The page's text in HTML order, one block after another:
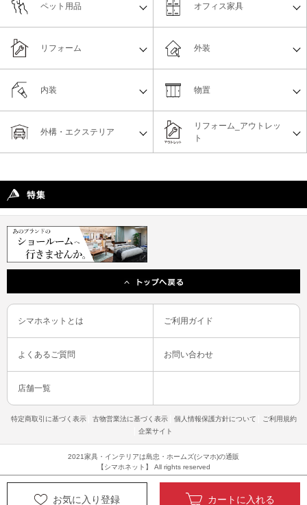
お気に入り登録 カートに入れる
ペット用品 オフィス家具
リフォーム
リフォーム_アウトレッ
ト
物置
外構・エクステリア
外装
内装
シマホネットとは ご利用ガイド
よくあるご質問 お問い合わせ
店舗一覧
特定商取引に基づく表示 古物営業法に基づく表示 個人情報保護方針について
ご利用規約
企業サイト
2021家具・インテリアは島忠・ホームズ(シマホ)の通販
【シマホネット】 All rights reserved